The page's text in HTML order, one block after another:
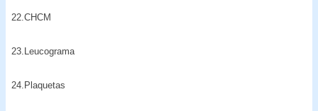
22.CHCM
23.Leucograma
24.Plaquetas